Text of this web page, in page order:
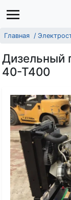
Главная
Дизельный
40-Т400